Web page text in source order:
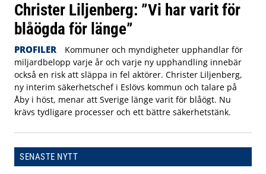
Christer Liljenberg: ”Vi har varit för
blåögda för länge”
PROFILER
Kommuner och myndigheter upphandlar för
miljardbelopp varje år och varje ny upphandling innebär
också en risk att släppa in fel aktörer. Christer Liljenberg,
ny interim säkerhetschef i Eslövs kommun och talare på
Åby i höst, menar att Sverige länge varit för blåögt. Nu
krävs tydligare processer och ett bättre säkerhetstänk.
SENASTE NYTT